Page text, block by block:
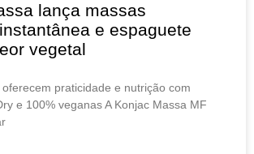
lança massas
e espaguete
vegetal
praticidade e nutrição com
e 100% veganas A Konjac Massa MF